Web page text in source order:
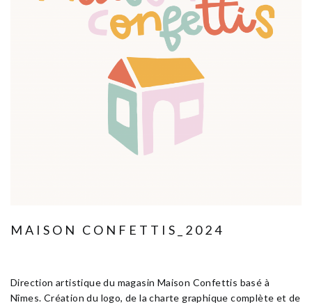
MAISON CONFETTIS_2024
Direction artistique du magasin Maison Confettis basé à
Nîmes. Création du logo, de la charte graphique complète et de